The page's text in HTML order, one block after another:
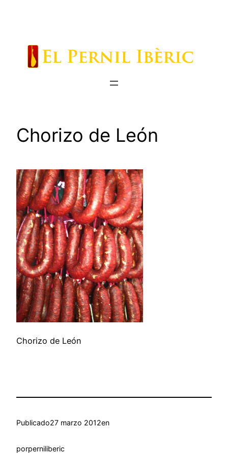
Chorizo de León
Chorizo de León
Publicado27 marzo 2012en
porperniliberic